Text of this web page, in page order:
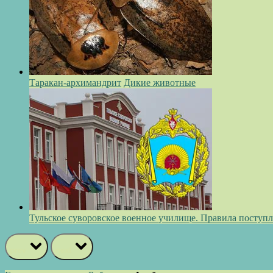
Таракан-архимандрит Дикие животные
Тульское суворовское военное училище. Правила